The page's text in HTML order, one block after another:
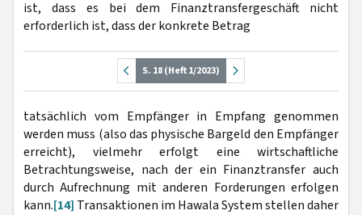
ist, dass es bei dem Finanztransfergeschäft nicht
erforderlich ist, dass der konkrete Betrag
S. 18 (Heft 1/2023)
tatsächlich vom Empfänger in Empfang genommen
werden muss (also das physische Bargeld den Empfänger
erreicht), vielmehr erfolgt eine wirtschaftliche
Betrachtungsweise, nach der ein Finanztransfer auch
durch Aufrechnung mit anderen Forderungen erfolgen
kann.[14] Transaktionen im Hawala System stellen daher